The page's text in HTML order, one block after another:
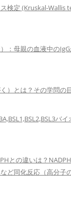
検定 (Kruskal-Wallis
：母親の血液中の
）とは？その学問の
バ
との違いは？
ど同化反応（高分子